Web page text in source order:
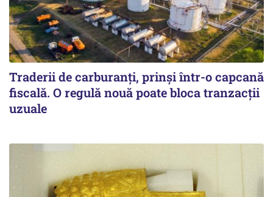
Traderii de carburanți, prinși într-o capcană
fiscală. O regulă nouă poate bloca tranzacții
uzuale